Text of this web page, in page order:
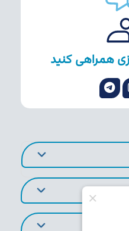
همراهی کنید